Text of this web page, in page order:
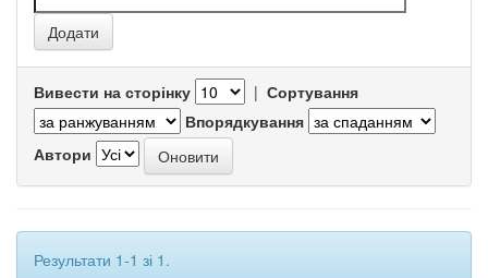
Вивести на сторінку | Сортування
Впорядкування
Автори
Результати 1-1 зі 1.